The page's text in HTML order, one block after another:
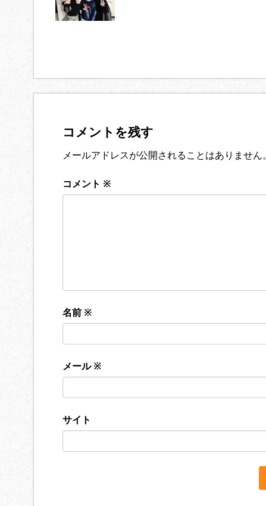
コメントを残す
メールアドレスが公開されることはありません。
コメント ※
名前 ※
メール※
サイト